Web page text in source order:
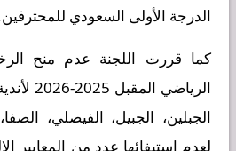
الدرجة الأولى السعودي
كما قررت اللجنة عدم منح
الرياضي
الجبلين، الجبيل، الفيصلي،
لعدم استيفائها عددٍ من المعايير